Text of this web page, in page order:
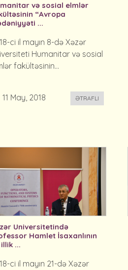
və sosial elmlər
“Avropa
...
ci il mayın 8-də Xəzər
Humanitar və sosial
fakültəsinin...
11 May, 2018 ƏTRAFLI
Universitetində
Hamlet İsaxanlının
...
ci il mayın 21-də Xəzər